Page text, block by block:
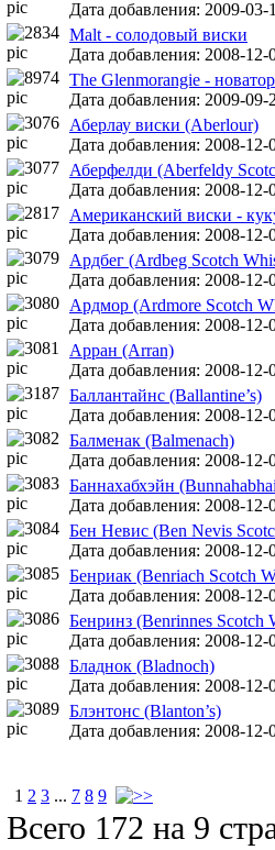
Дата добавления: 2009-
Malt - солодовый виски
Дата добавления: 2008-
The Glenmorangie -
Дата добавления: 2009-
Аберлау виски (Aberlour)
Дата добавления: 2008-
Аберфелди (Aberfeldy
Дата добавления: 2008-
Американский виски -
Дата добавления: 2008-
Ардбег (Ardbeg Scotch
Дата добавления: 2008-
Ардмор (Ardmore Scotch
Дата добавления: 2008-
Арран (Arran)
Дата добавления: 2008-
Баллантайнс (Ballantine’s)
Дата добавления: 2008-
Балменак (Balmenach)
Дата добавления: 2008-
Баннахабхэйн
Дата добавления: 2008-
Бен Невис (Ben Nevis
Дата добавления: 2008-
Бенриак (Benriach Scotch
Дата добавления: 2008-
Бенринз (Benrinnes Scotch
Дата добавления: 2008-
Бладнок (Bladnoch)
Дата добавления: 2008-
Блэнтонс (Blanton’s)
Дата добавления: 2008-
1 2 3 ... 7 8 9
Всего 172 на 9